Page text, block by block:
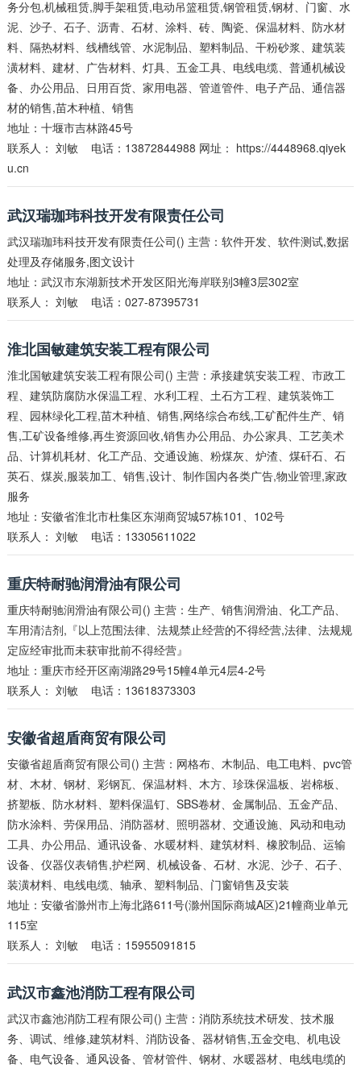
务分包,机械租赁,脚手架租赁,电动吊篮租赁,钢管租赁,钢材、门窗、水
泥、沙子、石子、沥青、石材、涂料、砖、陶瓷、保温材料、防水材
料、隔热材料、线槽线管、水泥制品、塑料制品、干粉砂浆、建筑装
潢材料、建材、广告材料、灯具、五金工具、电线电缆、普通机械设
备、办公用品、日用百货、家用电器、管道管件、电子产品、通信器
材的销售,苗木种植、销售
地址：十堰市吉林路45号
联系人： 刘敏 电话：13872844988 网址： https://4448968.qiyek
u.cn
武汉瑞珈玮科技开发有限责任公司
武汉瑞珈玮科技开发有限责任公司() 主营：软件开发、软件测试,数据
处理及存储服务,图文设计
地址：武汉市东湖新技术开发区阳光海岸联别3幢3层302室
联系人： 刘敏 电话：027-87395731
淮北国敏建筑安装工程有限公司
淮北国敏建筑安装工程有限公司() 主营：承接建筑安装工程、市政工
程、建筑防腐防水保温工程、水利工程、土石方工程、建筑装饰工
程、园林绿化工程,苗木种植、销售,网络综合布线,工矿配件生产、销
售,工矿设备维修,再生资源回收,销售办公用品、办公家具、工艺美术
品、计算机耗材、化工产品、交通设施、粉煤灰、炉渣、煤矸石、石
英石、煤炭,服装加工、销售,设计、制作国内各类广告,物业管理,家政
服务
地址：安徽省淮北市杜集区东湖商贸城57栋101、102号
联系人： 刘敏 电话：13305611022
重庆特耐驰润滑油有限公司
重庆特耐驰润滑油有限公司() 主营：生产、销售润滑油、化工产品、
车用清洁剂,『以上范围法律、法规禁止经营的不得经营,法律、法规规
定应经审批而未获审批前不得经营』
地址：重庆市经开区南湖路29号15幢4单元4层4-2号
联系人： 刘敏 电话：13618373303
安徽省超盾商贸有限公司
安徽省超盾商贸有限公司() 主营：网格布、木制品、电工电料、pvc管
材、木材、钢材、彩钢瓦、保温材料、木方、珍珠保温板、岩棉板、
挤塑板、防水材料、塑料保温钉、SBS卷材、金属制品、五金产品、
防水涂料、劳保用品、消防器材、照明器材、交通设施、风动和电动
工具、办公用品、通讯设备、水暖材料、建筑材料、橡胶制品、运输
设备、仪器仪表销售,护栏网、机械设备、石材、水泥、沙子、石子、
装潢材料、电线电缆、轴承、塑料制品、门窗销售及安装
地址：安徽省滁州市上海北路611号(滁州国际商城A区)21幢商业单元
115室
联系人： 刘敏 电话：15955091815
武汉市鑫池消防工程有限公司
武汉市鑫池消防工程有限公司() 主营：消防系统技术研发、技术服
务、调试、维修,建筑材料、消防设备、器材销售,五金交电、机电设
备、电气设备、通风设备、管材管件、钢材、水暖器材、电线电缆的